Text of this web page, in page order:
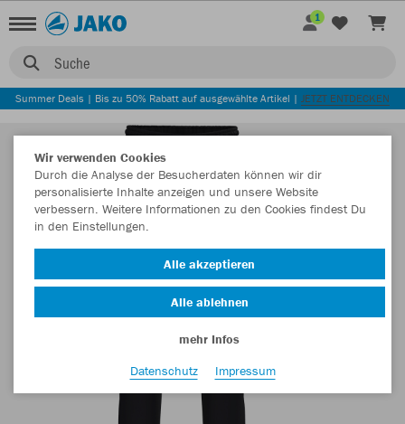
Suche
1
Summer Deals | Bis zu 50% Rabatt auf ausgewählte Artikel | JETZT ENTDECKEN
Wir verwenden Cookies
Durch die Analyse der Besucherdaten können wir dir
personalisierte Inhalte anzeigen und unsere Website
verbessern. Weitere Informationen zu den Cookies findest Du
in den Einstellungen.
Alle akzeptieren
Alle ablehnen
mehr Infos
Datenschutz
Impressum